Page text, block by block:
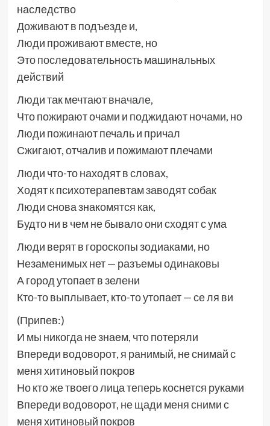
наследство
Доживают в подъезде и,
Люди проживают вместе, но
Это последовательность машинальных
действий
Люди так мечтают вначале,
Что пожирают очами и поджидают ночами, но
Люди пожинают печаль и причал
Сжигают, отчалив и пожимают плечами
Люди что-то находят в словах,
Ходят к психотерапевтам заводят собак
Люди снова знакомятся как,
Будто ни в чем не бывало они сходят с ума
Люди верят в гороскопы зодиаками, но
Незаменимых нет — разъемы одинаковы
А город утопает в зелени
Кто-то выплывает, кто-то утопает — се ля ви
(Припев:)
И мы никогда не знаем, что потеряли
Впереди водоворот, я ранимый, не снимай с
меня хитиновый покров
Но кто же твоего лица теперь коснется руками
Впереди водоворот, не щади меня сними с
меня хитиновый покров